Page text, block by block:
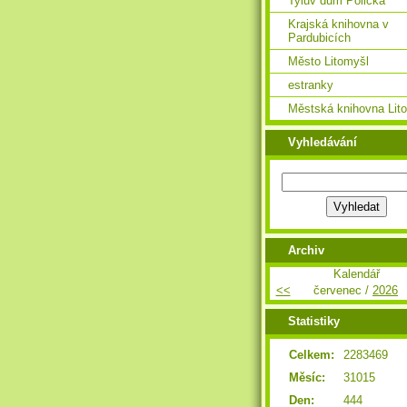
Krajská knihovna v
Pardubicích
Město Litomyšl
estranky
Městská knihovna
Vyhledávání
Archiv
Kalendář
<<
červenec / 2026
Statistiky
Celkem:
2283469
Měsíc:
31015
Den:
444